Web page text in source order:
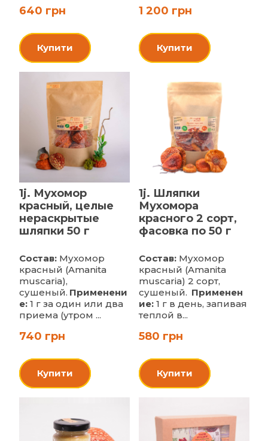
640 грн
Купити
1 200 грн
Купити
1j. Мухомор
красный, целые
нераскрытые
шляпки 50 г
Состав: Мухомор
красный (Amanita
muscaria),
сушеный. Применени
е:1 г за один или два
приема (утром ...
740 грн
Купити
1j. Шляпки
Мухомора
красного 2 сорт,
фасовка по 50 г
Состав: Мухомор
красный (Amanita
muscaria) 2 сорт,
сушеный. Применен
ие:1 г в день, запивая
теплой в...
580 грн
Купити